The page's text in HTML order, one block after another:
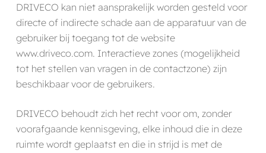
DRIVECO kan niet aansprakelijk worden gesteld voor
directe of indirecte schade aan de apparatuur van de
gebruiker bij toegang tot de website
www.driveco.com. Interactieve zones (mogelijkheid
tot het stellen van vragen in de contactzone) zijn
beschikbaar voor de gebruikers.
DRIVECO behoudt zich het recht voor om, zonder
voorafgaande kennisgeving, elke inhoud die in deze
ruimte wordt geplaatst en die in strijd is met de